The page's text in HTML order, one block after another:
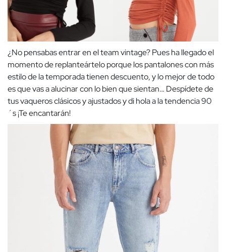
¿No pensabas entrar en el team vintage? Pues ha llegado el
momento de replanteártelo porque los pantalones con más
estilo de la temporada tienen descuento, y lo mejor de todo
es que vas a alucinar con lo bien que sientan… Despídete de
tus vaqueros clásicos y ajustados y di hola a la tendencia 90
´s ¡Te encantarán!